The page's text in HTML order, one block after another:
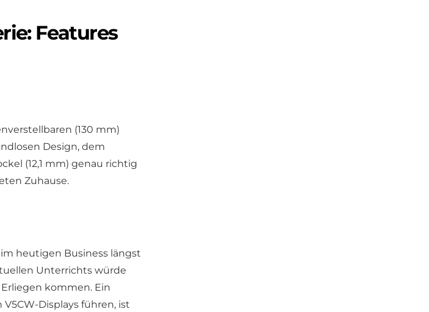
Features
(130 mm)
Design, dem
(12,1 mm) genau richtig
Zuhause.
heutigen Business längst
Unterrichts würde
kommen. Ein
Displays führen, ist